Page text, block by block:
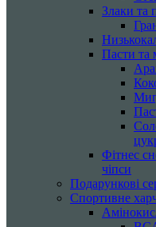
Злаки та
Пасти та
Фітнес
чіпси
Подарункові
Спортивне